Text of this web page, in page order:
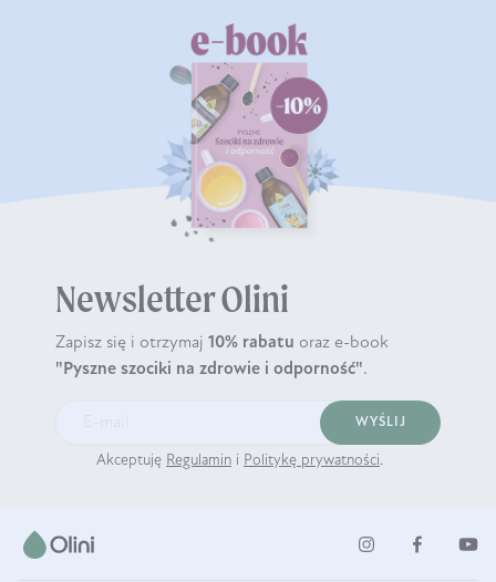
Newsletter Olini
Zapisz się i otrzymaj 10% rabatu oraz e-book
"Pyszne szociki na zdrowie i odporność".
WYŚLIJ
Akceptuję Regulamin i Politykę prywatności.